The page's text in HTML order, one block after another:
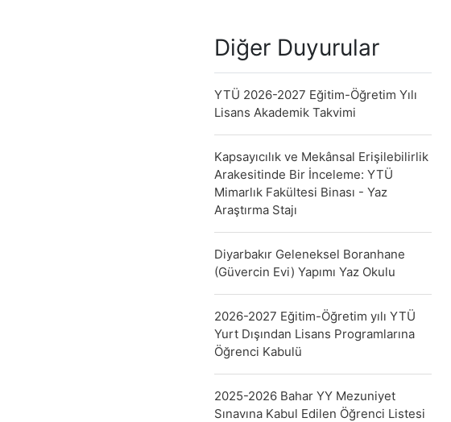
Diğer Duyurular
YTÜ 2026-2027 Eğitim-Öğretim Yılı
Lisans Akademik Takvimi
Kapsayıcılık ve Mekânsal Erişilebilirlik
Arakesitinde Bir İnceleme: YTÜ
Mimarlık Fakültesi Binası - Yaz
Araştırma Stajı
Diyarbakır Geleneksel Boranhane
(Güvercin Evi) Yapımı Yaz Okulu
2026-2027 Eğitim-Öğretim yılı YTÜ
Yurt Dışından Lisans Programlarına
Öğrenci Kabulü
2025-2026 Bahar YY Mezuniyet
Sınavına Kabul Edilen Öğrenci Listesi